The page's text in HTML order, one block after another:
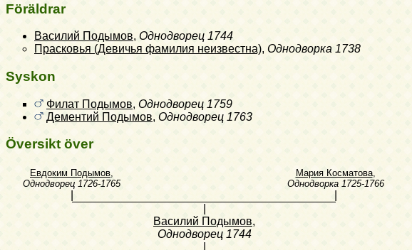
Föräldrar
Василий Подымов, Однодворец 1744
Прасковья (Девичья фамилия неизвестна), Однодворка 1738
Syskon
Филат Подымов, Однодворец 1759
Дементий Подымов, Однодворец 1763
Översikt över
Евдоким Подымов,
Однодворец 1726-1765
Мария Косматова,
Однодворка 1725-1766
Василий Подымов,
Однодворец 1744